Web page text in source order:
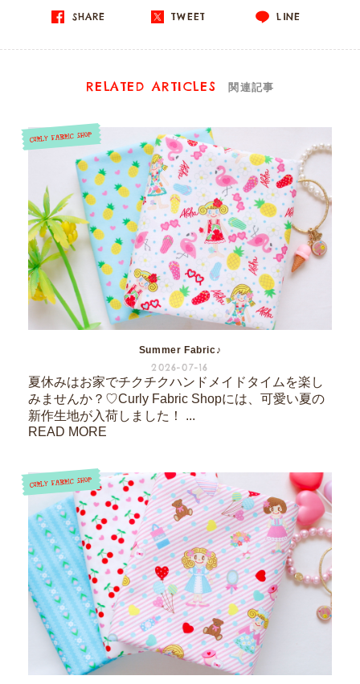
SHARE TWEET LINE
RELATED ARTICLES 関連記事
Summer Fabric♪
2026-07-16
夏休みはお家でチクチクハンドメイドタイムを楽し
みませんか？♡Curly Fabric Shopには、可愛い夏の
新作生地が入荷しました！ ...
READ MORE